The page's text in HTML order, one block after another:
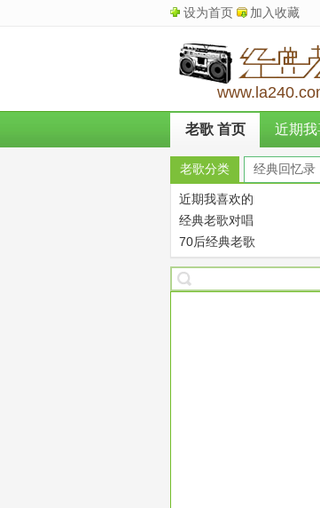
设为首页 加入收藏
老歌 首页 近期
老歌分类 经典回忆录
近期我喜欢的
经典老歌对唱
70后经典老歌